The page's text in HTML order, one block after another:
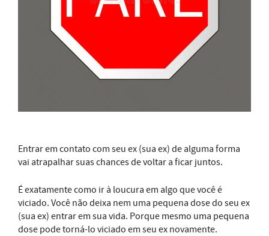
Entrar em contato com seu ex (sua ex) de alguma forma
vai atrapalhar suas chances de voltar a ficar juntos.
É exatamente como ir à loucura em algo que você é
viciado. Você não deixa nem uma pequena dose do seu ex
(sua ex) entrar em sua vida. Porque mesmo uma pequena
dose pode torná-lo viciado em seu ex novamente.